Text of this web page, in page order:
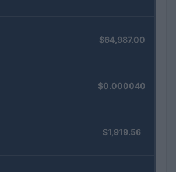
$64,987.00
$0.000040
$1,919.56